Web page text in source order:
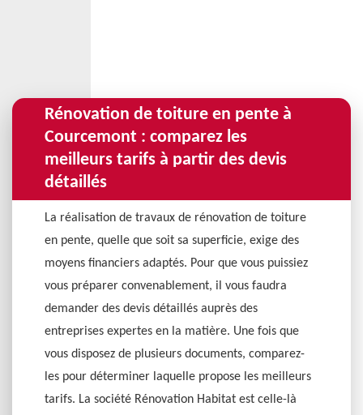
Rénovation de toiture en pente à
Courcemont : comparez les
meilleurs tarifs à partir des devis
détaillés
La réalisation de travaux de rénovation de toiture
en pente, quelle que soit sa superficie, exige des
moyens financiers adaptés. Pour que vous puissiez
vous préparer convenablement, il vous faudra
demander des devis détaillés auprès des
entreprises expertes en la matière. Une fois que
vous disposez de plusieurs documents, comparez-
les pour déterminer laquelle propose les meilleurs
tarifs. La société Rénovation Habitat est celle-là